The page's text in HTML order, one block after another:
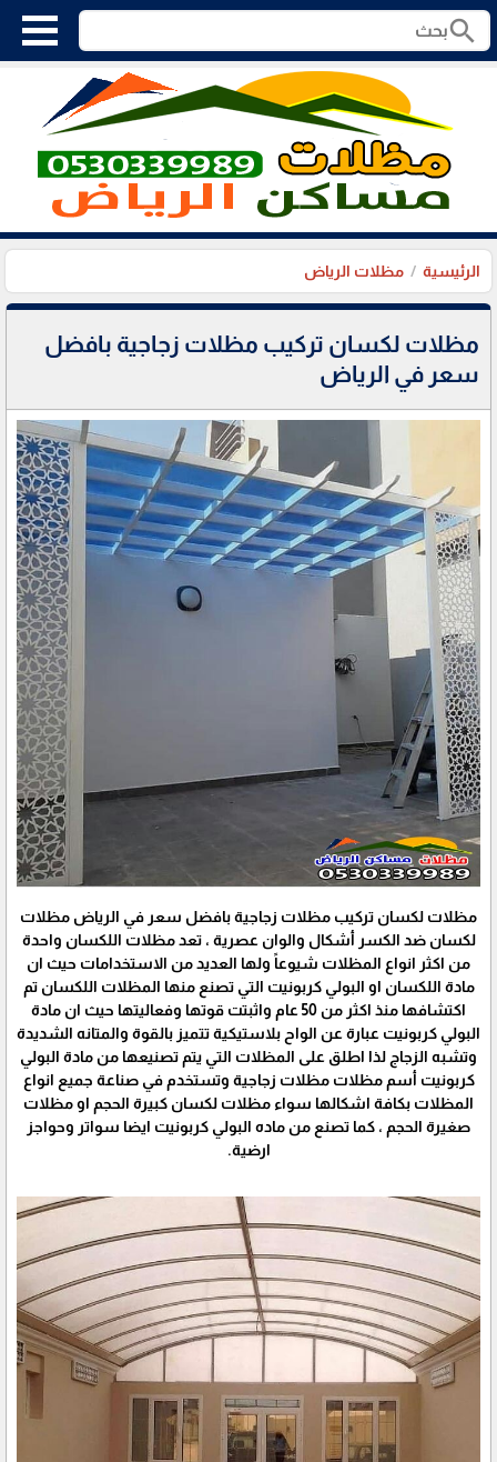
search
الرئيسية مظلات الرياض
مظلات لكسان تركيب مظلات زجاجية بافضل
سعر في الرياض
مظلات لكسان تركيب مظلات زجاجية بافضل سعر في الرياض مظلات
لكسان ضد الكسر أشكال والوان عصرية ، تعد مظلات اللكسان واحدة
من اكثر انواع المظلات شيوعاً ولها العديد من الاستخدامات حيث ان
مادة اللكسان او البولي كربونيت التي تصنع منها المظلات اللكسان تم
اكتشافها منذ اكثر من 50 عام واثبتت قوتها وفعاليتها حيث ان مادة
البولي كربونيت عبارة عن الواح بلاستيكية تتميز بالقوة والمتانه الشديدة
وتشبه الزجاج لذا اطلق على المظلات التي يتم تصنيعها من مادة البولي
كربونيت أسم مظلات مظلات زجاجية وتستخدم في صناعة جميع انواع
المظلات بكافة اشكالها سواء مظلات لكسان كبيرة الحجم او مظلات
صغيرة الحجم ، كما تصنع من ماده البولي كربونيت ايضا سواتر وحواجز
ارضية.